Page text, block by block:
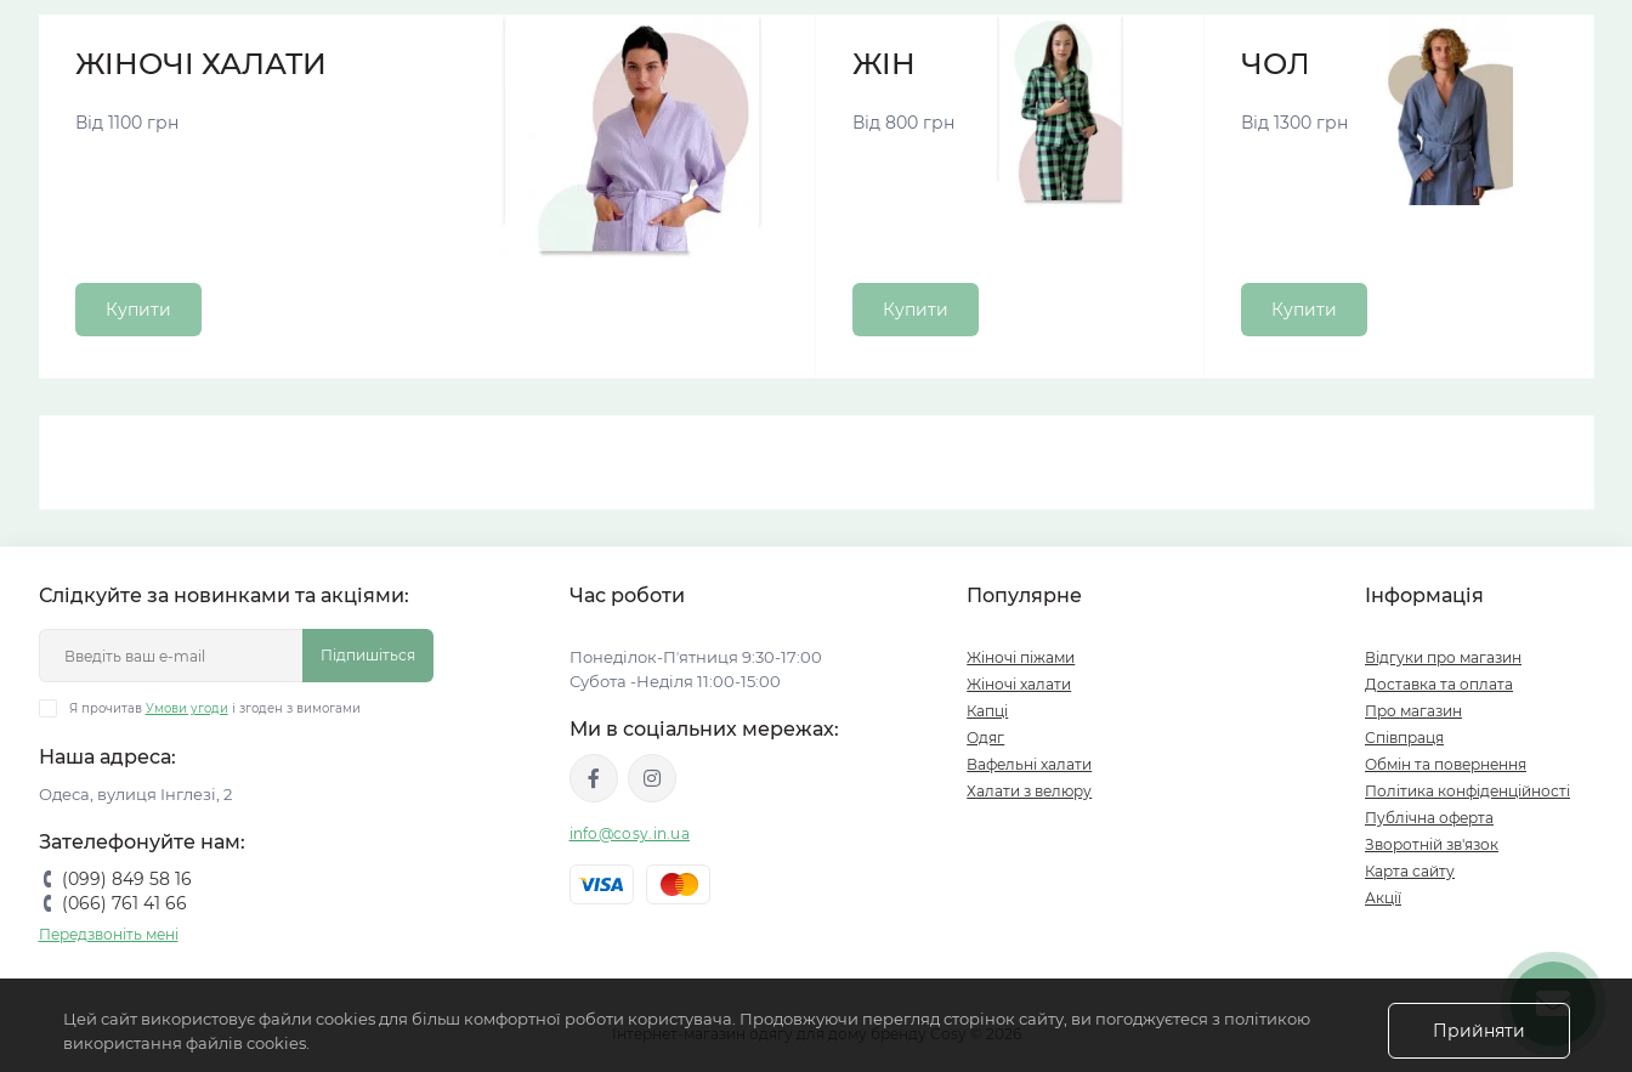
ЖІНОЧІ ХАЛАТИ
Від 1100 грн
Купити
ЖІНОЧІ ПІЖАМИ
Від 800 грн
Купити
ЧОЛОВІЧІ ХАЛАТИ
Від 1300 грн
Купити
Слідкуйте за новинками та акціями:
Підпишіться
Я прочитав Умови угоди і згоден з вимогами
Наша адреса:
Одеса, вулиця Інглезі, 2
Зателефонуйте нам:
(099) 849 58 16
(066) 761 41 66
Передзвоніть мені
Час роботи
Понеділок-Пʼятниця 9:30-17:00
Субота -Неділя 11:00-15:00
Ми в соціальних мережах:
info@cosy.in.ua
Популярне
Жіночі піжами
Жіночі халати
Капці
Одяг
Вафельні халати
Халати з велюру
Інформація
Відгуки про магазин
Доставка та оплата
Про магазин
Співпраця
Обмін та повернення
Політика конфіденційності
Публічна оферта
Зворотній зв'язок
Карта сайту
Акції
Інтернет-магазин одягу для дому бренду Cosy © 2026
Цей сайт використовує файли cookies для більш комфортної роботи користувача. Продовжуючи перегляд сторінок сайту, ви погоджуєтеся з політикою
використання файлів cookies.
Прийняти